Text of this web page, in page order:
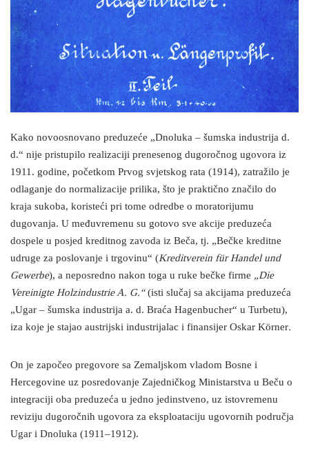
Kako novoosnovano preduzeće „Dnoluka – šumska industrija d.
d.“ nije pristupilo realizaciji prenesenog dugoročnog ugovora iz
1911. godine, početkom Prvog svjetskog rata (1914), zatražilo je
odlaganje do normalizacije prilika, što je praktično značilo do
kraja sukoba, koristeći pri tome odredbe o moratorijumu
dugovanja. U međuvremenu su gotovo sve akcije preduzeća
dospele u posjed kreditnog zavoda iz Beča, tj. „Bečke kreditne
udruge za poslovanje i trgovinu“ (Kreditverein für Handel und
Gewerbe), a neposredno nakon toga u ruke bečke firme „Die
Vereinigte Holzindustrie A. G.“(isti slučaj sa akcijama preduzeća
„Ugar – šumska industrija a. d. Braća Hagenbucher“ u Turbetu),
iza koje je stajao austrijski industrijalac i finansijer Oskar Körner.
On je započeo pregovore sa Zemaljskom vladom Bosne i
Hercegovine uz posredovanje Zajedničkog Ministarstva u Beču o
integraciji oba preduzeća u jedno jedinstveno, uz istovremenu
reviziju dugoročnih ugovora za eksploataciju ugovornih područja
Ugar i Dnoluka (1911–1912).